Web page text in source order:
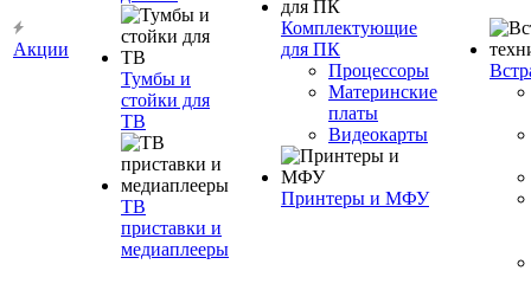
Акции
Тумбы и
стойки для
ТВ
ТВ
приставки и
медиаплееры
Комплектующие
для ПК
Процессоры
Материнские
платы
Видеокарты
Принтеры и МФУ